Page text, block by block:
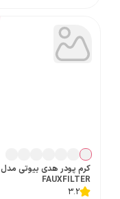
کرم پودر هدی بیوتی مدل
FAUXFILTER
3.2